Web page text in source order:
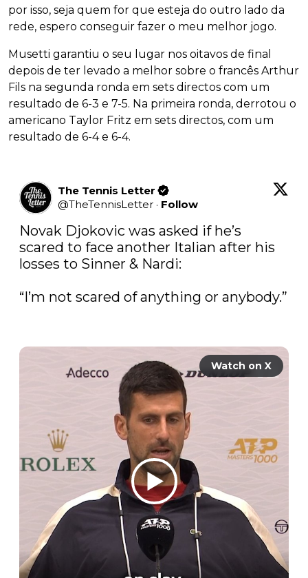
por isso, seja quem for que esteja do outro lado da
rede, espero conseguir fazer o meu melhor jogo.
Musetti garantiu o seu lugar nos oitavos de final
depois de ter levado a melhor sobre o francês Arthur
Fils na segunda ronda em sets directos com um
resultado de 6-3 e 7-5. Na primeira ronda, derrotou o
americano Taylor Fritz em sets directos, com um
resultado de 6-4 e 6-4.
The Tennis Letter
@TheTennisLetter · Follow
Novak Djokovic was asked if he’s
scared to face another Italian after his
losses to Sinner & Nardi:
“I’m not scared of anything or anybody.”
Watch on X